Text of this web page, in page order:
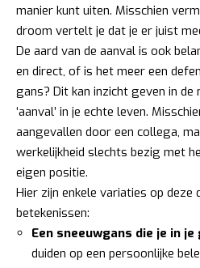
manier kunt uiten. Misschien
droom vertelt je dat je er juist
De aard van de aanval is ook
en direct, of is het meer een
gans? Dit kan inzicht geven in
‘aanval’ in je echte leven.
aangevallen door een collega,
werkelijkheid slechts bezig met
eigen positie.
Hier zijn enkele variaties op deze
betekenissen:
Een sneeuwgans die je in
duiden op een persoonlijke